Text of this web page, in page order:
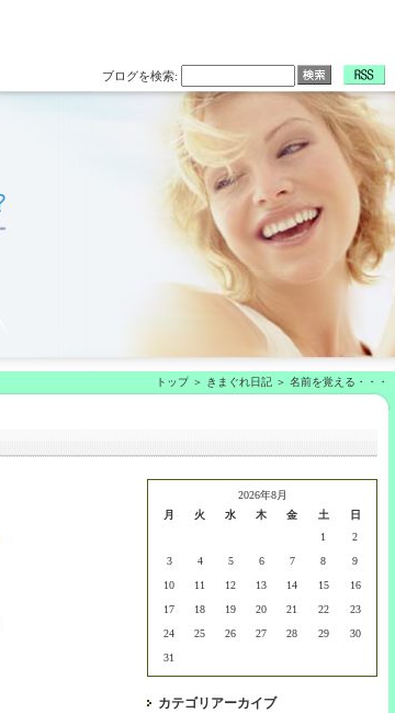
ブログを検索:
トップ きまぐれ日記 名前を覚える・・・
2026年8月
月
火 水 木 金 土
日
1
2
3
4 5 6 7 8
9
10
11 12 13 14 15
16
17
18 19 20 21 22
23
24
25 26 27 28 29
30
31
カテゴリアーカイブ